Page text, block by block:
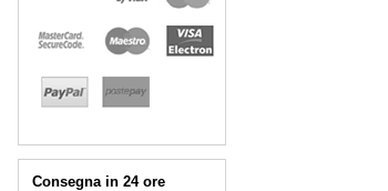
Consegna in 24 ore